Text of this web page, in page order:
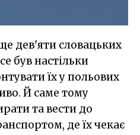
дев'яти словацьких
був настільки
їх у польових
Й саме тому
та вести до
де їх чекає